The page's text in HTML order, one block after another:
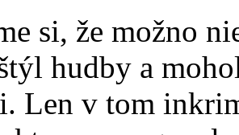
si, že možno
hudby a
Len v tom